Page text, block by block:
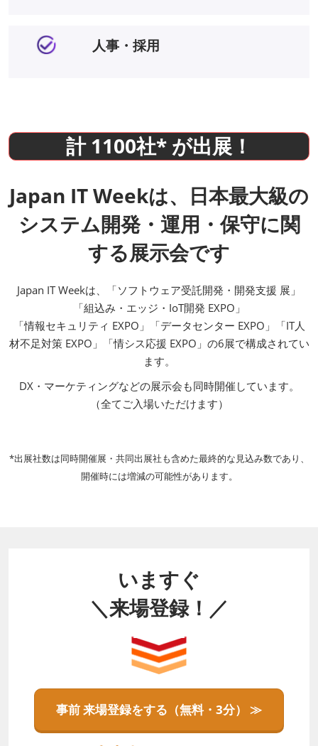
人事・採用
計 1100社* が出展！
Japan IT Weekは、日本最大級の
システム開発・運用・保守に関
する展示会です
Japan IT Weekは、「ソフトウェア受託開発・開発支援 展」
「組込み・エッジ・IoT開発 EXPO」
「情報セキュリティ EXPO」「データセンター EXPO」「IT人
材不足対策 EXPO」「情シス応援 EXPO」の6展で構成されてい
ます。
DX・マーケティングなどの展示会も同時開催しています。​
（全てご入場いただけます）
*出展社数は同時開催展・共同出展社も含めた最終的な見込み数であり、
開催時には増減の可能性があります。
いますぐ
＼来場登録！／
事前 来場登録をする（無料・3分） ≫